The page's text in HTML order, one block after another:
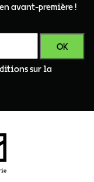
avant-première !
sur la